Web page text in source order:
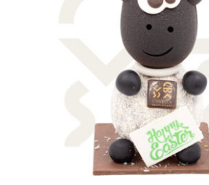
AGGIUNGI AL CARRELLO
DETTAGLI